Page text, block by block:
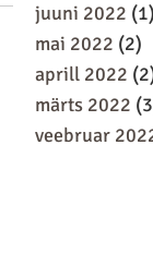
juuni 2022 (1)
mai 2022 (2)
aprill 2022
märts 2022
veebruar